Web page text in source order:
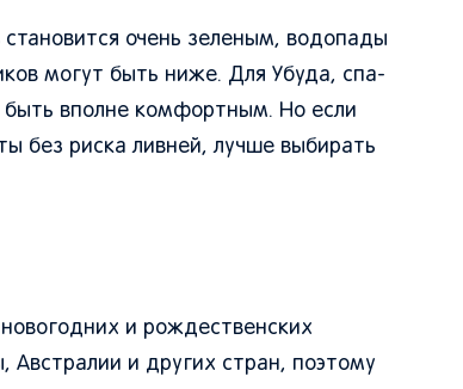
очень зеленым, водопады
могут быть ниже. Для Убуда, спа-
вполне комфортным. Но если
без риска ливней, лучше выбирать
и рождественских
Австралии и других стран, поэтому